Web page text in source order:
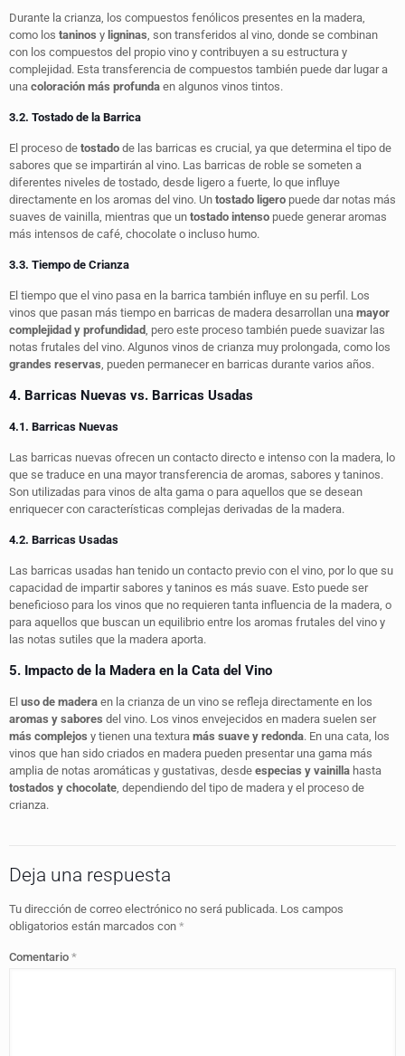
Durante la crianza, los compuestos fenólicos presentes en la madera,
como los taninos y ligninas , son transferidos al vino, donde se combinan
con los compuestos del propio vino y contribuyen a su estructura y
complejidad. Esta transferencia de compuestos también puede dar lugar a
una coloración más profunda en algunos vinos tintos.
3.2. Tostado de la Barrica
El proceso de tostado de las barricas es crucial, ya que determina el tipo de
sabores que se impartirán al vino. Las barricas de roble se someten a
diferentes niveles de tostado, desde ligero a fuerte, lo que influye
directamente en los aromas del vino. Un tostado ligero puede dar notas más
suaves de vainilla, mientras que un tostado intenso puede generar aromas
más intensos de café, chocolate o incluso humo.
3.3. Tiempo de Crianza
El tiempo que el vino pasa en la barrica también influye en su perfil. Los
vinos que pasan más tiempo en barricas de madera desarrollan una mayor
complejidad y profundidad , pero este proceso también puede suavizar las
notas frutales del vino. Algunos vinos de crianza muy prolongada, como los
grandes reservas , pueden permanecer en barricas durante varios años.
4. Barricas Nuevas vs. Barricas Usadas
4.1. Barricas Nuevas
Las barricas nuevas ofrecen un contacto directo e intenso con la madera, lo
que se traduce en una mayor transferencia de aromas, sabores y taninos.
Son utilizadas para vinos de alta gama o para aquellos que se desean
enriquecer con características complejas derivadas de la madera.
4.2. Barricas Usadas
Las barricas usadas han tenido un contacto previo con el vino, por lo que su
capacidad de impartir sabores y taninos es más suave. Esto puede ser
beneficioso para los vinos que no requieren tanta influencia de la madera, o
para aquellos que buscan un equilibrio entre los aromas frutales del vino y
las notas sutiles que la madera aporta.
5. Impacto de la Madera en la Cata del Vino
El uso de madera en la crianza de un vino se refleja directamente en los
aromas y sabores del vino. Los vinos envejecidos en madera suelen ser
más complejos y tienen una textura más suave y redonda. En una cata, los
vinos que han sido criados en madera pueden presentar una gama más
amplia de notas aromáticas y gustativas, desde especias y vainilla hasta
tostados y chocolate , dependiendo del tipo de madera y el proceso de
crianza.
Deja una respuesta
Tu dirección de correo electrónico no será publicada. Los campos
obligatorios están marcados con *
Comentario *